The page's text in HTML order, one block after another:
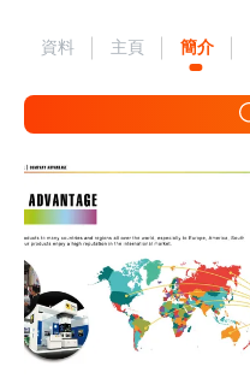
資料 主頁 簡介